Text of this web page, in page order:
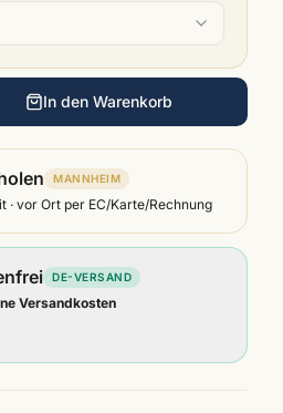
In den Warenkorb
MANNHEIM
· vor Ort per EC/Karte/Rechnung
DE-VERSAND
Versandkosten